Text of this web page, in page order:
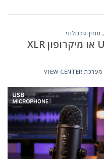
, מגזין טכנולוגי
מערכת VIEW CENTER